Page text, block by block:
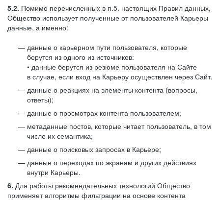
5.2. Помимо перечисленных в п.5. настоящих Правил данных,
Общество использует полученные от пользователей Карьеры
данные, а именно:
данные о карьерном пути пользователя, которые
берутся из одного из источников:
• данные берутся из резюме пользователя на Сайте
в случае, если вход на Карьеру осуществлен через Сайт.
данные о реакциях на элементы контента (вопросы,
ответы);
данные о просмотрах контента пользователем;
метаданные постов, которые читает пользователь, в том
числе их семантика;
данные о поисковых запросах в Карьере;
данные о переходах по экранам и других действиях
внутри Карьеры.
6. Для работы рекомендательных технологий Общество
применяет алгоритмы фильтрации на основе контента